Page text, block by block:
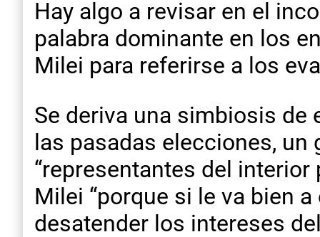
Hay algo a revisar en el
palabra dominante en los
Milei para referirse a los
Se deriva una simbiosis de
las pasadas elecciones,
“representantes del interior
Milei “porque si le va bien
desatender los intereses